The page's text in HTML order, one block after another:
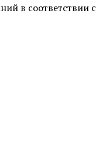
в соответствии с